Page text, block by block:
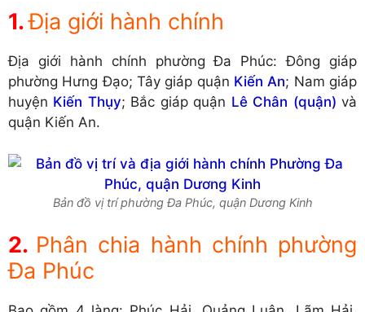
Địa giới hành chính
Địa giới hành chính phường Đa Phúc: Đông giáp
phường Hưng Đạo; Tây giáp quận Kiến An; Nam giáp
huyện Kiến Thụy; Bắc giáp quận Lê Chân (quận) và
quận Kiến An.
Bản đồ vị trí phường Đa Phúc, quận Dương Kinh
Phân chia hành chính phường
Đa Phúc